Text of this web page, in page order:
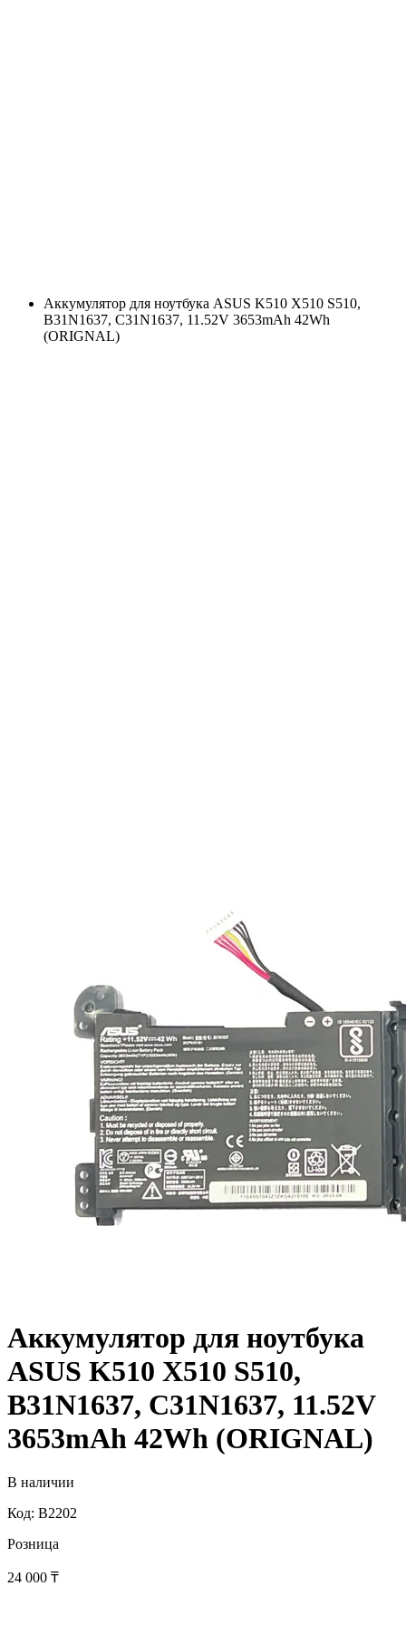
Аккумулятор для ноутбука ASUS K510 X510 S510,
B31N1637, C31N1637, 11.52V 3653mAh 42Wh
(ORIGNAL)
Аккумулятор для ноутбука
ASUS K510 X510 S510,
B31N1637, C31N1637, 11.52V
3653mAh 42Wh (ORIGNAL)
В наличии
Код: B2202
Розница
24 000 ₸